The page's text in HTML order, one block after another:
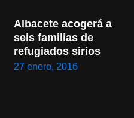
Albacete acogerá a
seis familias de
refugiados sirios
27 enero, 2016